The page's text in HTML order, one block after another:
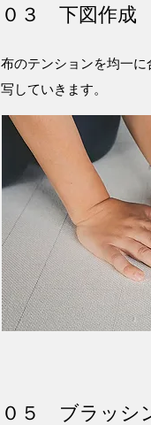
０３ 下図作成
布のテンションを均一
写していきます。
０５ ブラッシ